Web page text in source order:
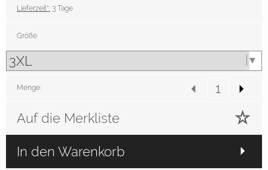
Lieferzeit*: 3 Tage
Größe
Menge:
Auf die Merkliste
In den Warenkorb